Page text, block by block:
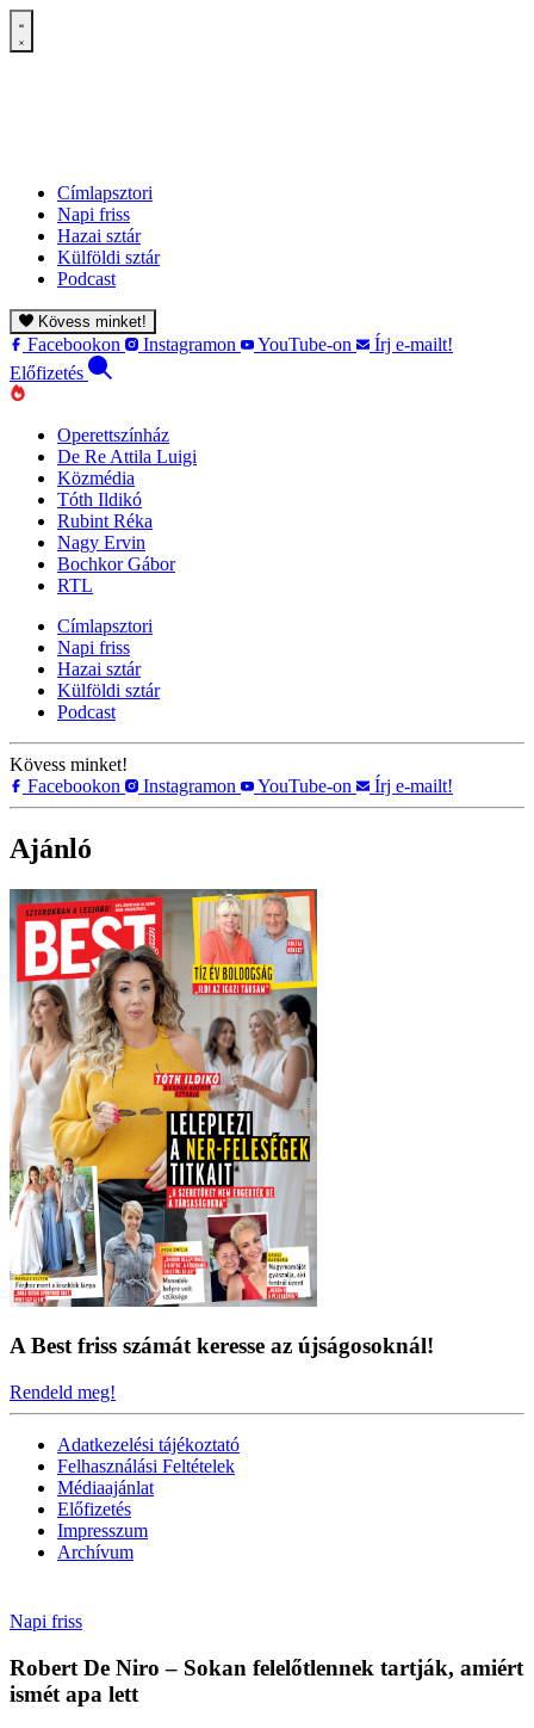
Címlapsztori
Napi friss
Hazai sztár
Külföldi sztár
Podcast
Kövess minket!
Facebookon Instagramon YouTube-on
Írj e-mailt!
Előfizetés
Operettszínház
De Re Attila Luigi
Közmédia
Tóth Ildikó
Rubint Réka
Nagy Ervin
Bochkor Gábor
RTL
Címlapsztori
Napi friss
Hazai sztár
Külföldi sztár
Podcast
Kövess minket!
Facebookon
Instagramon YouTube-on Írj e-mailt!
Ajánló
A Best friss számát keresse az újságosoknál!
Rendeld meg!
Adatkezelési tájékoztató
Felhasználási Feltételek
Médiaajánlat
Előfizetés
Impresszum
Archívum
Napi friss
Robert De Niro – Sokan felelőtlennek tartják, amiért
ismét apa lett